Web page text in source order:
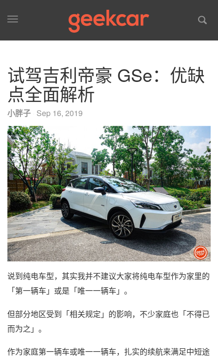
Toggle
试驾吉利帝豪 GSe：优缺
点全面解析
小胖子 Sep 16, 2019
说到纯电车型，其实我并不建议大家将纯电车型作为家里的
「第一辆车」或是「唯一一辆车」。
但部分地区受到「相关规定」的影响，不少家庭也「不得已
而为之」。
作为家庭第一辆车或唯一一辆车，扎实的续航来满足中短途